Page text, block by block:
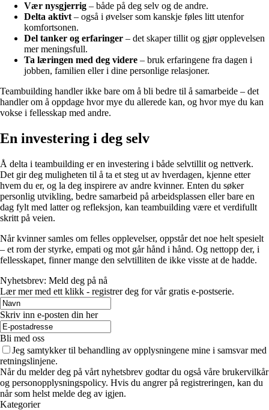
Vær nysgjerrig – både på deg selv og de andre.
Delta aktivt – også i øvelser som kanskje føles litt utenfor
komfortsonen.
Del tanker og erfaringer – det skaper tillit og gjør opplevelsen
mer meningsfull.
Ta læringen med deg videre – bruk erfaringene fra dagen i
jobben, familien eller i dine personlige relasjoner.
Teambuilding handler ikke bare om å bli bedre til å samarbeide – det
handler om å oppdage hvor mye du allerede kan, og hvor mye du kan
vokse i fellesskap med andre.
En investering i deg selv
Å delta i teambuilding er en investering i både selvtillit og nettverk.
Det gir deg muligheten til å ta et steg ut av hverdagen, kjenne etter
hvem du er, og la deg inspirere av andre kvinner. Enten du søker
personlig utvikling, bedre samarbeid på arbeidsplassen eller bare en
dag fylt med latter og refleksjon, kan teambuilding være et verdifullt
skritt på veien.
Når kvinner samles om felles opplevelser, oppstår det noe helt spesielt
– et rom der styrke, empati og mot går hånd i hånd. Og nettopp der, i
fellesskapet, finner mange den selvtilliten de ikke visste at de hadde.
Nyhetsbrev: Meld deg på nå
Lær mer med ett klikk - registrer deg for vår gratis e-postserie.
Skriv inn e-posten din her
Bli med oss
Jeg samtykker til behandling av opplysningene mine i samsvar med
retningslinjene.
Når du melder deg på vårt nyhetsbrev godtar du også våre brukervilkår
og personopplysningspolicy. Hvis du angrer på registreringen, kan du
når som helst melde deg av igjen.
Kategorier